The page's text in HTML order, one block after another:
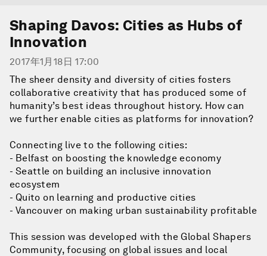
Shaping Davos: Cities as Hubs of
Innovation
2017年1月18日 17:00
The sheer density and diversity of cities fosters
collaborative creativity that has produced some of
humanity’s best ideas throughout history. How can
we further enable cities as platforms for innovation?
Connecting live to the following cities:
- Belfast on boosting the knowledge economy
- Seattle on building an inclusive innovation
ecosystem
- Quito on learning and productive cities
- Vancouver on making urban sustainability profitable
This session was developed with the Global Shapers
Community, focusing on global issues and local